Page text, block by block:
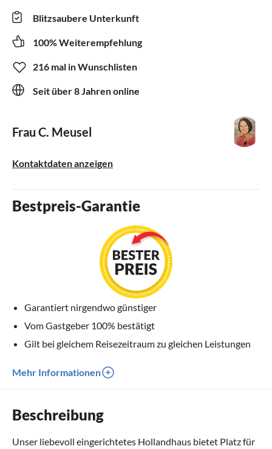
Blitzsaubere Unterkunft
100% Weiterempfehlung
216 mal in Wunschlisten
Seit über 8 Jahren online
Frau C. Meusel
Kontaktdaten anzeigen
Bestpreis-Garantie
Garantiert nirgendwo günstiger
Vom Gastgeber 100% bestätigt
Gilt bei gleichem Reisezeitraum zu gleichen Leistungen
Mehr Informationen
Beschreibung
Unser liebevoll eingerichtetes Hollandhaus bietet Platz für